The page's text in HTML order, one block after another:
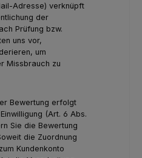
Adresse) verknüpft
der
Prüfung bzw.
uns vor,
um
Missbrauch zu
Bewertung erfolgt
(Art. 6 Abs.
Sie die Bewertung
die Zuordnung
Kundenkonto